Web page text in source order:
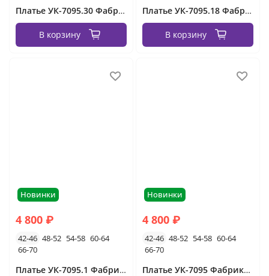
Платье УК-7095.30 Фабрика Моды
В корзину
Платье УК-7095.18 Фабрика Моды
В корзину
Новинки
4 800 ₽
42-46 48-52 54-58 60-64
66-70
Платье УК-7095.1 Фабрика Моды
Новинки
4 800 ₽
42-46 48-52 54-58 60-64
66-70
Платье УК-7095 Фабрика Моды